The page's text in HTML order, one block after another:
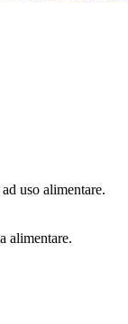
uso alimentare.
alimentare.